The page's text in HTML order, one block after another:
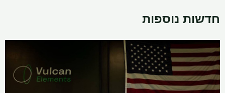
חדשות נוספות